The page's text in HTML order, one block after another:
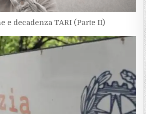
e decadenza TARI (Parte II)